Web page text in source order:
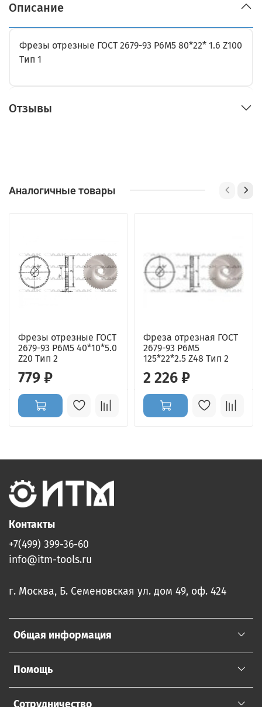
Описание
Фрезы отрезные ГОСТ 2679-93 Р6М5 80*22* 1.6 Z100
Тип 1
Отзывы
Аналогичные товары
Фрезы отрезные ГОСТ
2679-93 Р6М5 40*10*5.0
Z20 Тип 2
779 ₽
Фреза отрезная ГОСТ
2679-93 Р6М5
125*22*2.5 Z48 Тип 2
2 226 ₽
Общая информация
Помощь
Сотрудничество
Контакты
+7(499) 399-36-60
info@itm-tools.ru
г. Москва, Б. Семеновская ул. дом 49, оф. 424